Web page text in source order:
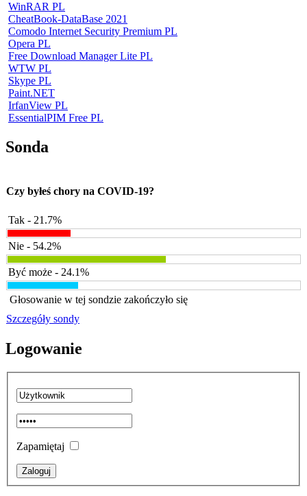
WinRAR PL
CheatBook-DataBase 2021
Comodo Internet Security Premium PL
Opera PL
Free Download Manager Lite PL
WTW PL
Skype PL
Paint.NET
IrfanView PL
EssentialPIM Free PL
Sonda
Czy byłeś chory na COVID-19?
Tak - 21.7%
Nie - 54.2%
Być może - 24.1%
Głosowanie w tej sondzie zakończyło się
Szczegóły sondy
Logowanie
Zapamiętaj